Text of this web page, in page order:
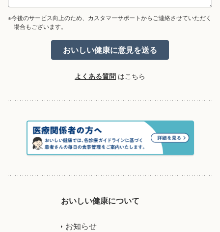
※今後のサービス向上のため、カスタマーサポートからご連絡させていただく
場合もございます。
よくある質問 はこちら
おいしい健康について
お知らせ